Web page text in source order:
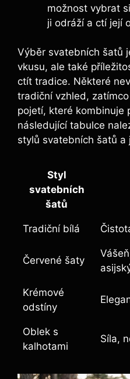
možnost vybrat
ji odráží a ctí její
Výběr svatebních šatů
vkusu, ale také
ctít tradice. Některé
tradiční vzhled,
pojetí, které kombinuje
následující tabulce
stylů svatebních šatů a
Styl
svatebních
šatů
Tradiční bílá
Červené šaty
Krémové
odstíny
Oblek s
kalhotami
Síla,